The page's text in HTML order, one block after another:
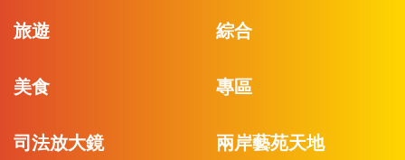
旅遊 綜合
美食 專區
司法放大鏡 兩岸藝苑天地